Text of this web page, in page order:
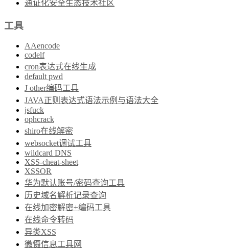
通证化安全生态技术社区
工具
AAencode
codelf
cron表达式在线生成
default pwd
J other编码工具
JAVA正则表达式语法示例与语法大全
jsfuck
ophcrack
shiro在线解密
websocket调试工具
wildcard DNS
XSS-cheat-sheet
XSSOR
华为默认账号/密码查询工具
历史域名解析记录查询
在线加密解密+编码工具
在线命令转码
异类XSS
微慑信息工具网